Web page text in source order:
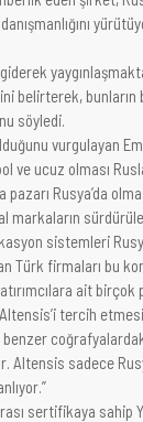
belirterek,
söyledi.
vurgulayan
ve ucuz olması
Rusya’da
markaların
sistemleri
Türk firmaları bu
ait birçok
tercih
Altensis sadece
sertifikaya sahip